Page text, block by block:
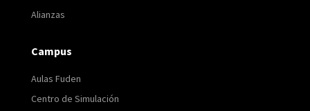
Alianzas
Campus
Aulas Fuden
Centro de Simulación